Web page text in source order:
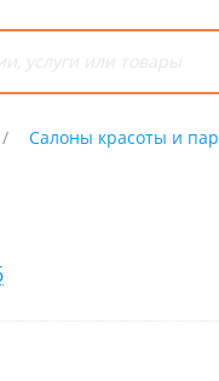
Салоны красоты и